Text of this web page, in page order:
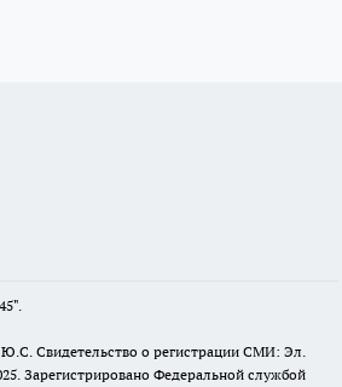
Ю.С. Свидетельство о регистрации СМИ: Эл.
Зарегистрировано Федеральной службой